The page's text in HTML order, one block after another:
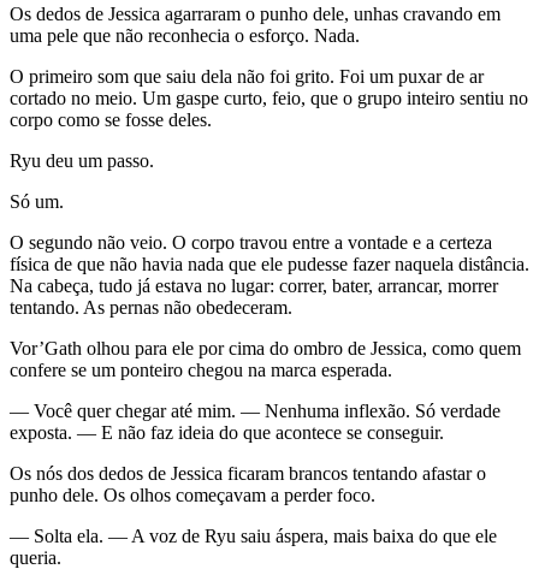
Os dedos de Jessica agarraram o punho dele, unhas cravando em
uma pele que não reconhecia o esforço. Nada.
O primeiro som que saiu dela não foi grito. Foi um puxar de ar
cortado no meio. Um gaspe curto, feio, que o grupo inteiro sentiu no
corpo como se fosse deles.
Ryu deu um passo.
Só um.
O segundo não veio. O corpo travou entre a vontade e a certeza
física de que não havia nada que ele pudesse fazer naquela distância.
Na cabeça, tudo já estava no lugar: correr, bater, arrancar, morrer
tentando. As pernas não obedeceram.
Vor’Gath olhou para ele por cima do ombro de Jessica, como quem
confere se um ponteiro chegou na marca esperada.
— Você quer chegar até mim. — Nenhuma inflexão. Só verdade
exposta. — E não faz ideia do que acontece se conseguir.
Os nós dos dedos de Jessica ficaram brancos tentando afastar o
punho dele. Os olhos começavam a perder foco.
— Solta ela. — A voz de Ryu saiu áspera, mais baixa do que ele
queria.